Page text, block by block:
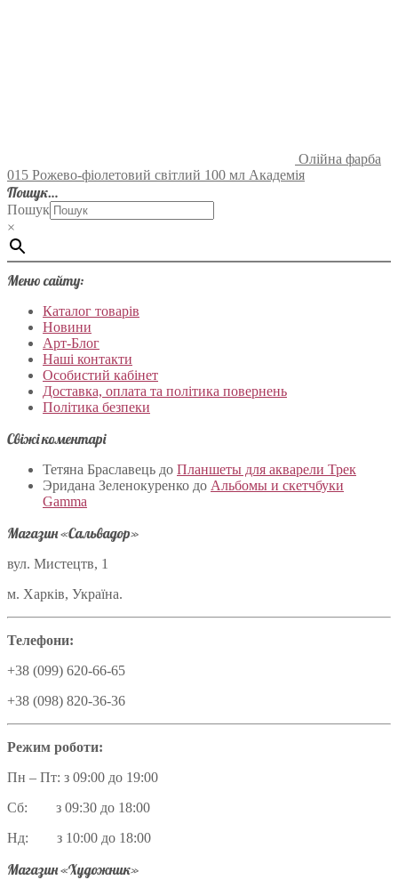
Олійна фарба
015 Рожево-фіолетовий світлий 100 мл Академія
Пошук…
Пошук
×
Меню сайту:
Каталог товарів
Новини
Арт-Блог
Наші контакти
Особистий кабінет
Доставка, оплата та політика повернень
Політика безпеки
Свіжі коментарі
Тетяна Браславець до Планшеты для акварели Трек
Эридана Зеленокуренко до Альбомы и скетчбуки
Gamma
Магазин «Сальвадор»
вул. Мистецтв, 1
м. Харків, Україна.
Телефони:
+38 (099) 620-66-65
+38 (098) 820-36-36
Режим роботи:
Пн – Пт: з 09:00 до 19:00
Сб: з 09:30 до 18:00
Нд: з 10:00 до 18:00
Магазин «Художник»